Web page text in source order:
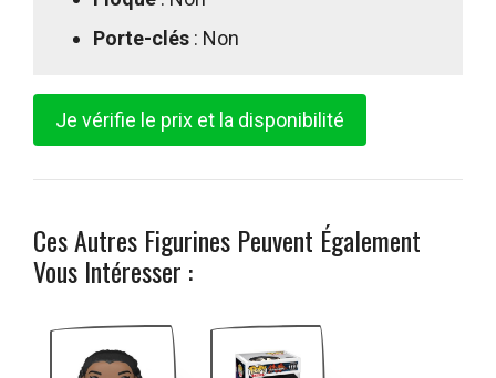
Porte-clés : Non
Je vérifie le prix et la disponibilité
Ces Autres Figurines Peuvent Également
Vous Intéresser :